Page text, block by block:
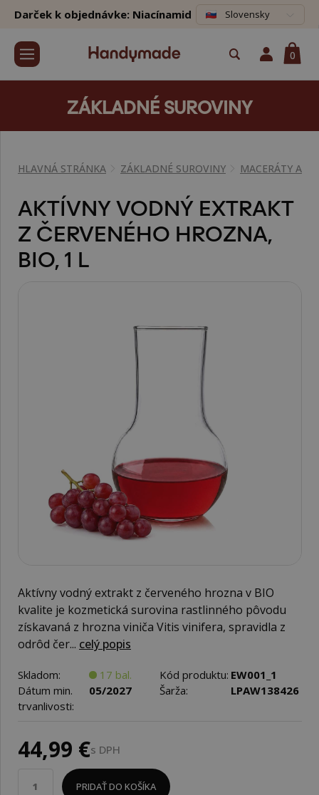
Darček k objednávke: Niacínamid Slovensky
0
ZÁKLADNÉ SUROVINY
HLAVNÁ STRÁNKA ZÁKLADNÉ SUROVINY MACERÁTY A
AKTÍVNY VODNÝ EXTRAKT
Z ČERVENÉHO HROZNA,
BIO, 1 L
Aktívny vodný extrakt z červeného hrozna v BIO
kvalite je kozmetická surovina rastlinného pôvodu
získavaná z hrozna viniča Vitis vinifera, spravidla z
odrôd čer... celý popis
Skladom: 17 bal. Kód produktu: EW001_1
Dátum min.
trvanlivosti:
05/2027 Šarža: LPAW138426
44,99 €s DPH
PRIDAŤ DO KOŠÍKA